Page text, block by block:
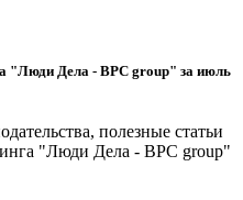
"Люди Дела - BPC group" за июль
полезные статьи
"Люди Дела - BPC group"